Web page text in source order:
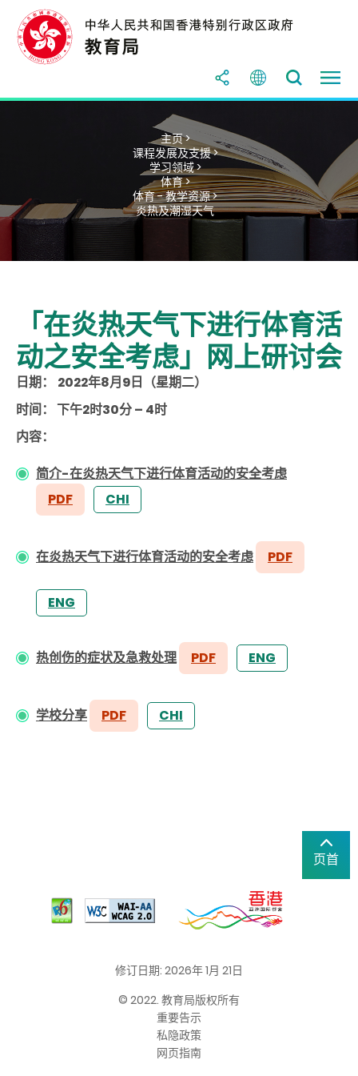
主页 >
课程发展及支援 >
学习领域 >
体育 >
体育 - 教学资源 >
炎热及潮湿天气
「在炎热天气下进行体育活
动之安全考虑」网上研讨会
日期： 2022年8月9日（星期二）
时间： 下午2时30分 – 4时
内容：
简介-在炎热天气下进行体育活动的安全考虑
PDF
CHI
在炎热天气下进行体育活动的安全考虑 PDF
ENG
热创伤的症状及急救处理 PDF ENG
学校分享 PDF CHI
页首
修订日期: 2026年 1月 21日
© 2022. 教育局版权所有
重要告示
私隐政策
网页指南